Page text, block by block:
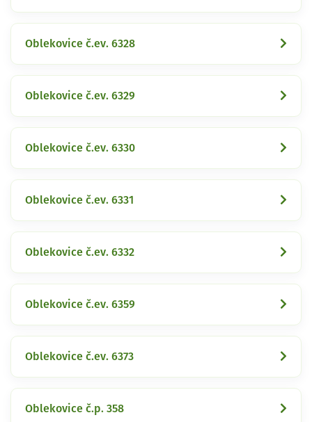
Oblekovice č.ev. 6328
Oblekovice č.ev. 6329
Oblekovice č.ev. 6330
Oblekovice č.ev. 6331
Oblekovice č.ev. 6332
Oblekovice č.ev. 6359
Oblekovice č.ev. 6373
Oblekovice č.p. 358